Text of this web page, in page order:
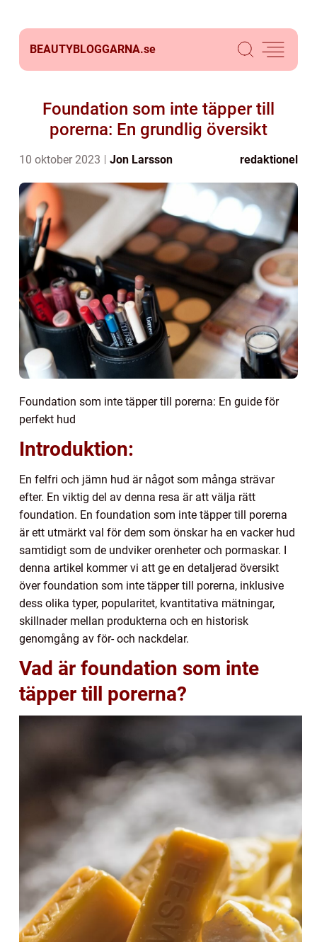
BEAUTYBLOGGARNA.se
Foundation som inte täpper till
porerna: En grundlig översikt
10 oktober 2023 Jon Larsson redaktionel
Foundation som inte täpper till porerna: En guide för
perfekt hud
Introduktion:
En felfri och jämn hud är något som många strävar
efter. En viktig del av denna resa är att välja rätt
foundation. En foundation som inte täpper till porerna
är ett utmärkt val för dem som önskar ha en vacker hud
samtidigt som de undviker orenheter och pormaskar. I
denna artikel kommer vi att ge en detaljerad översikt
över foundation som inte täpper till porerna, inklusive
dess olika typer, popularitet, kvantitativa mätningar,
skillnader mellan produkterna och en historisk
genomgång av för- och nackdelar.
Vad är foundation som inte
täpper till porerna?